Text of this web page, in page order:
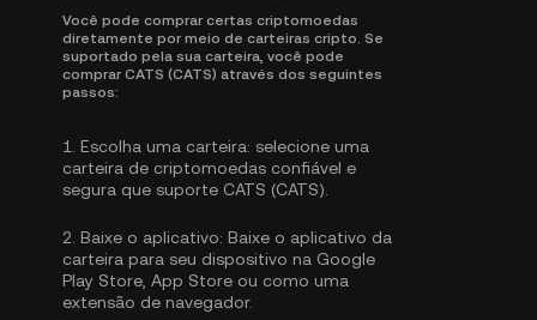
Você pode comprar certas criptomoedas
diretamente por meio de carteiras cripto. Se
suportado pela sua carteira, você pode
comprar CATS (CATS) através dos seguintes
passos:
1. Escolha uma carteira: selecione uma
carteira de criptomoedas confiável e
segura que suporte CATS (CATS).
2. Baixe o aplicativo: Baixe o aplicativo da
carteira para seu dispositivo na Google
Play Store, App Store ou como uma
extensão de navegador.